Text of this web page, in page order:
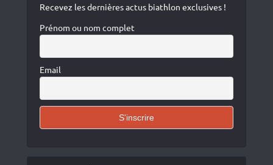
Recevez les dernières actus biathlon exclusives !
Prénom ou nom complet
Email